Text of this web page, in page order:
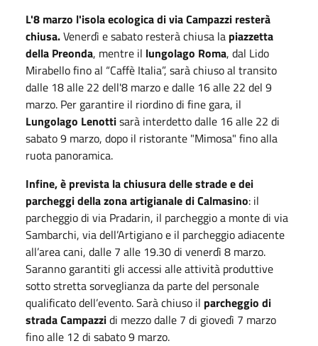
L'8 marzo l'isola ecologica di via Campazzi resterà
chiusa.Venerdì e sabato resterà chiusa la piazzetta
della Preonda, mentre il lungolago Roma, dal Lido
Mirabello fino al “Caffè Italia”, sarà chiuso al transito
dalle 18 alle 22 dell'8 marzo e dalle 16 alle 22 del 9
marzo. Per garantire il riordino di fine gara, il
Lungolago Lenottisarà interdetto dalle 16 alle 22 di
sabato 9 marzo, dopo il ristorante "Mimosa" fino alla
ruota panoramica.
Infine, è prevista la chiusura delle strade e dei
parcheggi della zona artigianale di Calmasino: il
parcheggio di via Pradarin, il parcheggio a monte di via
Sambarchi, via dell’Artigiano e il parcheggio adiacente
all’area cani, dalle 7 alle 19.30 di venerdì 8 marzo.
Saranno garantiti gli accessi alle attività produttive
sotto stretta sorveglianza da parte del personale
qualificato dell’evento. Sarà chiuso il parcheggio di
strada Campazzidi mezzo dalle 7 di giovedì 7 marzo
fino alle 12 di sabato 9 marzo.